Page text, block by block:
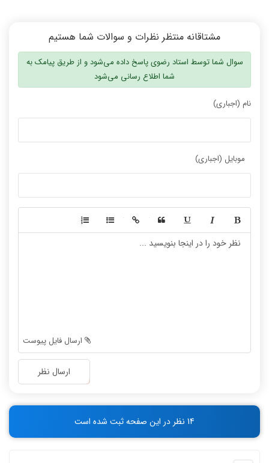
مشتاقانه منتظر نظرات و سوالات شما هستیم
سوال شما توسط استاد رضوی پاسخ داده می‌شود و از طریق پیامک به
شما اطلاع رسانی می‌شود
نام (اجباری)
موبایل (اجباری)
-
-
-
-
-
-
ارسال نظر
14 نظر در این صفحه ثبت شده است